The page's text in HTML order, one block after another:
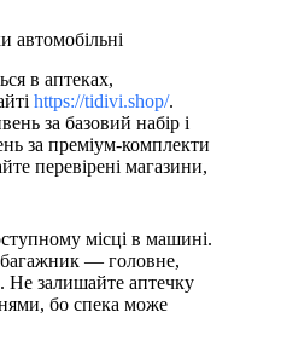
автомобільні
в аптеках,
https://tidivi.shop/.
за базовий набір і
за преміум-комплекти
перевірені магазини,
місці в машині.
— головне,
Не залишайте аптечку
бо спека може